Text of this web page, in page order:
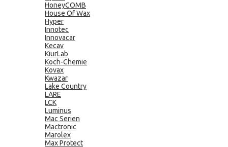
HoneyCOMB
House Of Wax
Hyper
Innotec
Innovacar
Kecav
KiurLab
Koch-Chemie
Kovax
Kwazar
Lake Country
LARE
LCK
Luminus
Mac Serien
Mactronic
Marolex
Max Protect